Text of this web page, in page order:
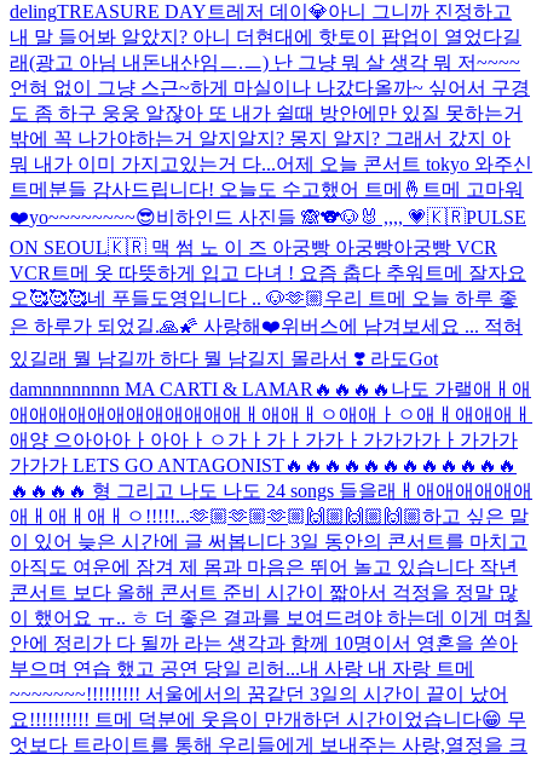
delingTREASURE DAY 트레저 데이💎아니 그니까 진정하고
내 말 들어봐 알았지? 아니 더현대에 핫토이 팝업이 열었다길
래(광고 아님 내돈내산임ㅡ.ㅡ) 난 그냥 뭐 살 생각 뭐 저~~~~
언혀 없이 그냥 스근~하게 마실이나 나갔다올까~ 싶어서 구경
도 좀 하구 웅웅 알잖아 또 내가 쉴때 방안에만 있질 못하는거
밖에 꼭 나가야하는거 알지알지? 몽지 알지? 그래서 갔지 아
뭐 내가 이미 가지고있는거 다...어제 오늘 콘서트 tokyo 와주신
트메분들 감사드립니다! 오늘도 수고했어 트메🤞 트메 고마워
❤️yo~~~~~~~~😎비하인드 사진들 🙈🐨🐶🐰 ,,,, 💗🇰🇷PULSE
ON SEOUL🇰🇷 맥 썸 노 이 즈 아궁빵 아궁빵아궁빵 VCR
VCR 트메 옷 따뜻하게 입고 다녀 ! 요즘 춥다 추워 트메 잘자요
오🥰🥰🥰네 푸들도영입니다 .. 🐶🫶🏼우리 트메 오늘 하루 좋
은 하루가 되었길.🙏🌠 사랑해❤️위버스에 남겨보세요 ... 적혀
있길래 뭘 남길까 하다 뭘 남길지 몰라서 ❣️ 라도Got
damnnnnnnnn MA CARTI & LAMAR🔥🔥🔥🔥나도 가랠애ㅐ애
애애애애애애애애애애애애ㅐ애애ㅐㅇ애애ㅏㅇ애ㅐ애애애ㅐ
애양 으아아아ㅏ아아ㅏㅇ가ㅏ가ㅏ가가ㅏ가가가가ㅏ가가가
가가가 LETS GO ANTAGONIST🔥🔥🔥🔥🔥🔥🔥🔥🔥🔥🔥🔥
🔥🔥🔥🔥 형 그리고 나도 나도 24 songs 들을래ㅐ애애애애애애
애ㅐ애ㅐ애ㅐㅇ!!!!!...🫶🏼🫶🏼🫶🏼🙌🏼🙌🏼🙌🏼하고 싶은 말
이 있어 늦은 시간에 글 써봅니다 3일 동안의 콘서트를 마치고
아직도 여운에 잠겨 제 몸과 마음은 뛰어 놀고 있습니다 작년
콘서트 보다 올해 콘서트 준비 시간이 짧아서 걱정을 정말 많
이 했어요 ㅠ.. ㅎ 더 좋은 결과를 보여드려야 하는데 이게 며칠
안에 정리가 다 될까 라는 생각과 함께 10명이서 영혼을 쏟아
부으며 연습 했고 공연 당일 리허...내 사랑 내 자랑 트메
~~~~~~~!!!!!!!!! 서울에서의 꿈같던 3일의 시간이 끝이 났어
요!!!!!!!!!! 트메 덕분에 웃음이 만개하던 시간이었습니다😁 무
엇보다 트라이트를 통해 우리들에게 보내주는 사랑,열정을 크